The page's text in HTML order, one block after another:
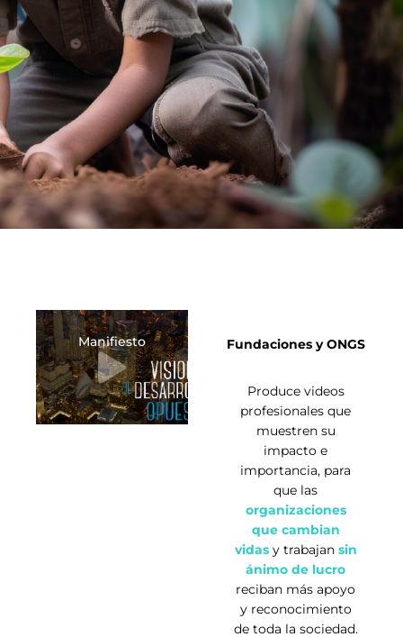
Manifiesto Fundaciones y ONGS
Produce videos
profesionales que
muestren su
impacto e
importancia, para
que las
organizaciones
que cambian
vidasy trabajansin
ánimo de lucro
reciban más apoyo
y reconocimiento
de toda la sociedad.